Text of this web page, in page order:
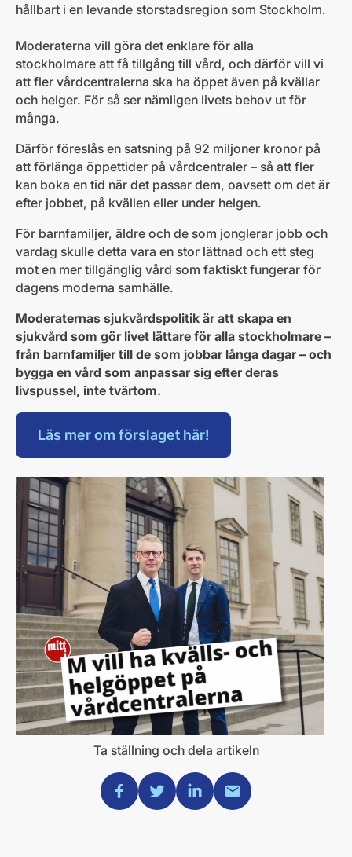
hållbart i en levande storstadsregion som Stockholm.
Moderaterna vill göra det enklare för alla
stockholmare att få tillgång till vård, och därför vill vi
att fler vårdcentralerna ska ha öppet även på kvällar
och helger. För så ser nämligen livets behov ut för
många.
Därför föreslås en satsning på 92 miljoner kronor på
att förlänga öppettider på vårdcentraler – så att fler
kan boka en tid när det passar dem, oavsett om det är
efter jobbet, på kvällen eller under helgen.
För barnfamiljer, äldre och de som jonglerar jobb och
vardag skulle detta vara en stor lättnad och ett steg
mot en mer tillgänglig vård som faktiskt fungerar för
dagens moderna samhälle.
Moderaternas sjukvårdspolitik är att skapa en
sjukvård som gör livet lättare för alla stockholmare –
från barnfamiljer till de som jobbar långa dagar – och
bygga en vård som anpassar sig efter deras
livspussel, inte tvärtom.
Läs mer om förslaget här!
Ta ställning och dela artikeln
Dela via Facebook
Dela via Twitter
Dela via Linkedin
Dela via Mail